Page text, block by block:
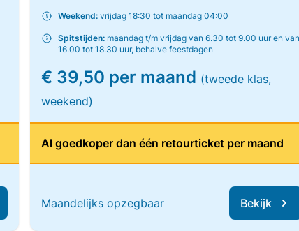
Weekend: vrijdag 18:30 tot maandag 04:00
Spitstijden: maandag t/m vrijdag van 6.30 tot 9.00 uur en van
16.00 tot 18.30 uur, behalve feestdagen
€ 39,50 per maand (tweede klas,
weekend)
Al goedkoper dan één retourticket per maand
Maandelijks opzegbaar Bekijk